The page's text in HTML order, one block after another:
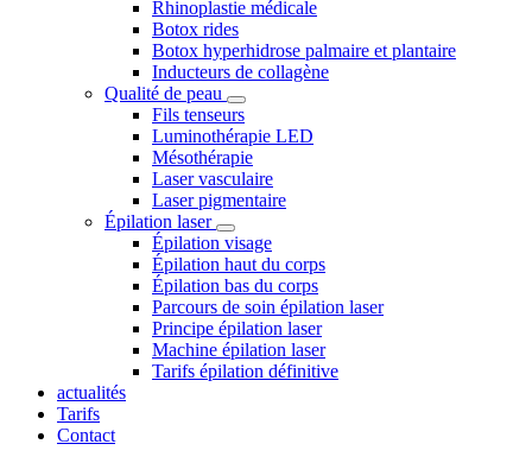
Rhinoplastie médicale
Botox rides
Botox hyperhidrose palmaire et plantaire
Inducteurs de collagène
Qualité de peau
Fils tenseurs
Luminothérapie LED
Mésothérapie
Laser vasculaire
Laser pigmentaire
Épilation laser
Épilation visage
Épilation haut du corps
Épilation bas du corps
Parcours de soin épilation laser
Principe épilation laser
Machine épilation laser
Tarifs épilation définitive
actualités
Tarifs
Contact